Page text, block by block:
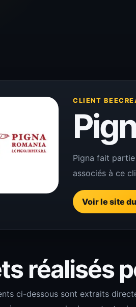
CLIENT
Pigna fait
associés à ce
Voir le site
réalisés
ci-dessous sont extraits